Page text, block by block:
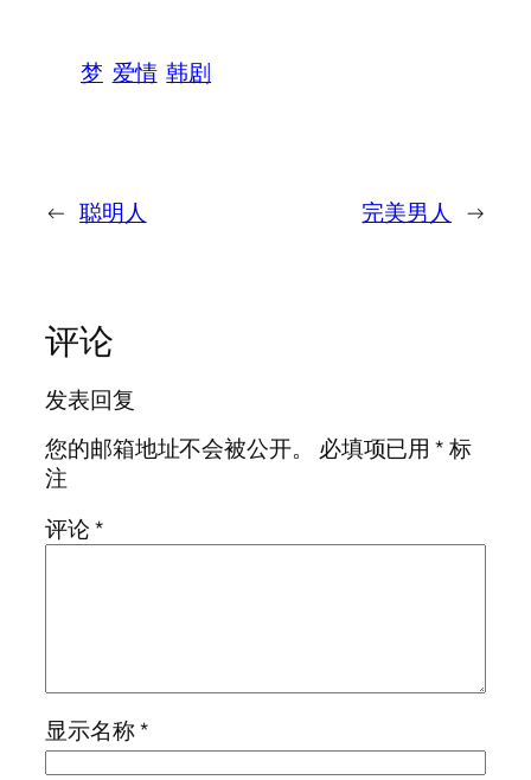
梦 爱情 韩剧
← 聪明人 完美男人 →
评论
发表回复
您的邮箱地址不会被公开。
必填项已用*标
注
评论*
显示名称*